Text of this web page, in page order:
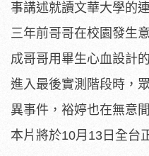
事講述就讀文華大學的
三年前哥哥在校園發生
成哥哥用畢生心血設計
進入最後實測階段時，
異事件，裕婷也在無意
本片將於10月13日全台